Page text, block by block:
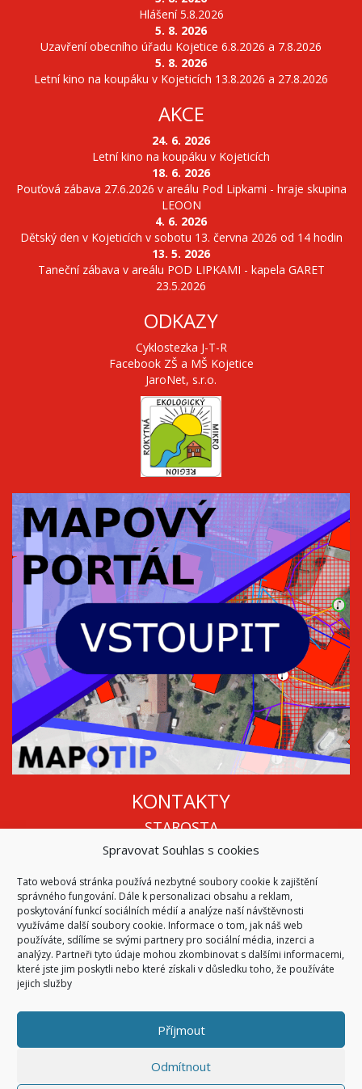
Spravovat Souhlas s cookies
Tato webová stránka používá nezbytné soubory cookie k zajištění
správného fungování. Dále k personalizaci obsahu a reklam,
poskytování funkcí sociálních médií a analýze naší návštěvnosti
využíváme další soubory cookie. Informace o tom, jak náš web
používáte, sdílíme se svými partnery pro sociální média, inzerci a
analýzy. Partneři tyto údaje mohou zkombinovat s dalšími informacemi,
které jste jim poskytli nebo které získali v důsledku toho, že používáte
jejich služby
Příjmout
Odmítnout
Hlášení 5.8.2026
5. 8. 2026
Uzavření obecního úřadu Kojetice 6.8.2026 a 7.8.2026
5. 8. 2026
Letní kino na koupáku v Kojeticích 13.8.2026 a 27.8.2026
AKCE
24. 6. 2026
Letní kino na koupáku v Kojeticích
18. 6. 2026
Pouťová zábava 27.6.2026 v areálu Pod Lipkami - hraje skupina
LEOON
4. 6. 2026
Dětský den v Kojeticích v sobotu 13. června 2026 od 14 hodin
13. 5. 2026
Taneční zábava v areálu POD LIPKAMI - kapela GARET
23.5.2026
ODKAZY
Cyklostezka J-T-R
Facebook ZŠ a MŠ Kojetice
JaroNet, s.r.o.
KONTAKTY
STAROSTA
Mgr. Roman Vala
info@oukojetice.cz
ÚŘEDNÍ HODINY
Po, St: 15:30 - 16:30
Všechny kontakty | Kde nás najdete
© 2026Obec Kojetice na Moravě
Všechna práva vyhrazena